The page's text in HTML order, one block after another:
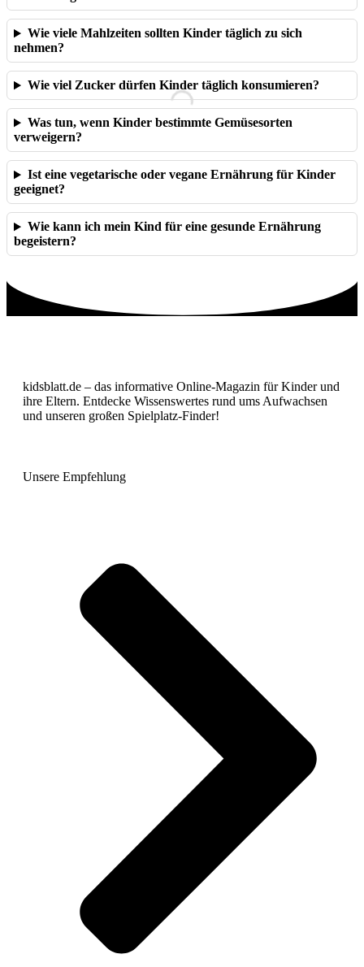
Wie viele Mahlzeiten sollten Kinder täglich zu sich
nehmen?
Wie viel Zucker dürfen Kinder täglich konsumieren?
Was tun, wenn Kinder bestimmte Gemüsesorten
verweigern?
Ist eine vegetarische oder vegane Ernährung für Kinder
geeignet?
Wie kann ich mein Kind für eine gesunde Ernährung
begeistern?
kidsblatt.de – das informative Online-Magazin für Kinder und
ihre Eltern. Entdecke Wissenswertes rund ums Aufwachsen
und unseren großen Spielplatz-Finder!
Unsere Empfehlung